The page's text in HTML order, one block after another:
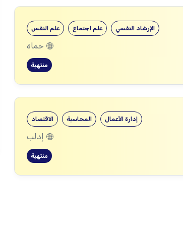
علم النفس علم اجتماع الإرشاد النفسي
حماة
منتهية
الاقتصاد المحاسبة إدارة الأعمال
إدلب
منتهية